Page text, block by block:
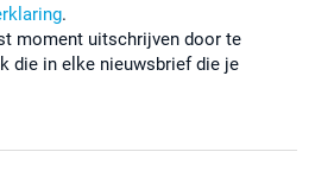
.
moment uitschrijven door te
die in elke nieuwsbrief die je